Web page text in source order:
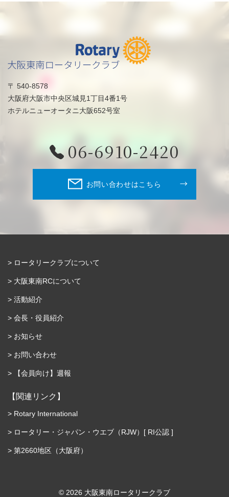
〒 540-8578
大阪府大阪市中央区城見1丁目4番1号
ホテルニューオータニ大阪652号室
06-6910-2420
お問い合わせはこちら
ロータリークラブについて
大阪東南RCについて
活動紹介
会長・役員紹介
お知らせ
お問い合わせ
【会員向け】週報
【関連リンク】
Rotary International
ロータリー・ジャパン・ウエブ（RJW）[ RI公認 ]
第2660地区（大阪府）
©︎ 2026 大阪東南ロータリークラブ